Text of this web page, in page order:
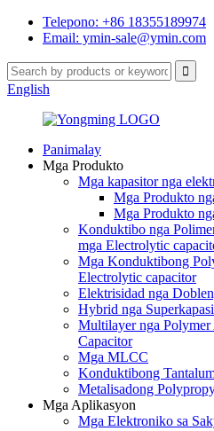
Telepono: +86 18355189974
Email: ymin-sale@ymin.com
English
Panimalay
Mga Produkto
Mga kapasitor nga
Mga Produkto
Mga Produkto
Konduktibo nga
mga Electrolytic
Mga Konduktibong
Electrolytic capacitor
Elektrisidad nga
Hybrid nga
Multilayer nga
Capacitor
Mga MLCC
Konduktibong
Metalisadong
Mga Aplikasyon
Mga Elektroniko sa